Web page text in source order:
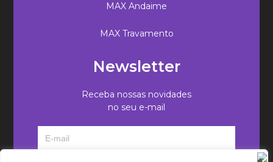
MAX Andaime
MAX Travamento
Newsletter
Receba nossas novidades
no seu e-mail